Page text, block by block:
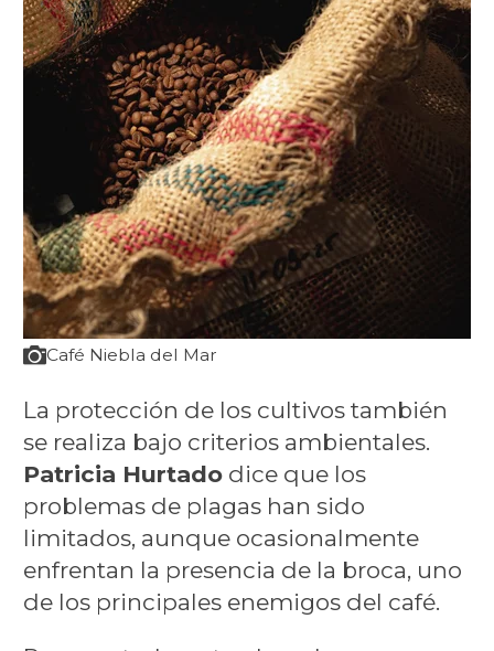
Café Niebla del Mar
La protección de los cultivos también
se realiza bajo criterios ambientales.
Patricia Hurtadodice que los
problemas de plagas han sido
limitados, aunque ocasionalmente
enfrentan la presencia de la broca, uno
de los principales enemigos del café.